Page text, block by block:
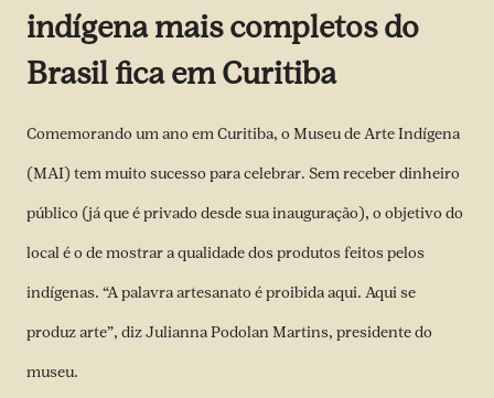
indígena mais completos do
Brasil fica em Curitiba
Comemorando um ano em Curitiba, o Museu de Arte Indígena
(MAI) tem muito sucesso para celebrar. Sem receber dinheiro
público (já que é privado desde sua inauguração), o objetivo do
local é o de mostrar a qualidade dos produtos feitos pelos
indígenas. “A palavra artesanato é proibida aqui. Aqui se
produz arte”, diz Julianna Podolan Martins, presidente do
museu.